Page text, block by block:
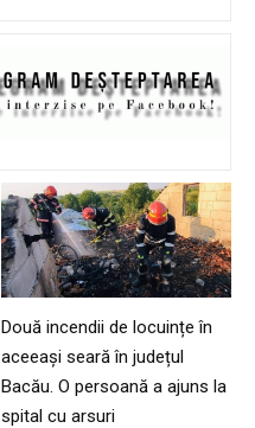
Două incendii de locuințe în
aceeași seară în județul
Bacău. O persoană a ajuns la
spital cu arsuri